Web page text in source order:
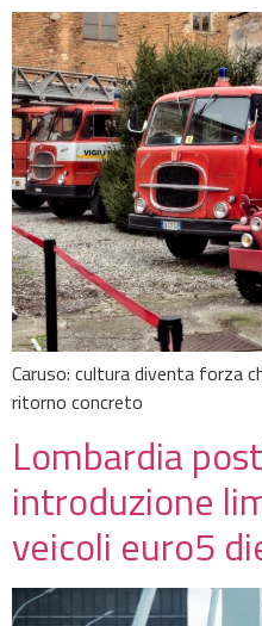
Caruso: cultura diventa forza
ritorno concreto
Lombardia
introduzione
veicoli euro5